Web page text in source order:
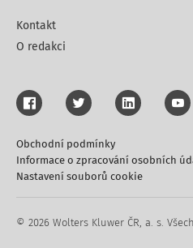
Kontakt
O redakci
© 2026 Wolters Kluwer ČR, a. s.
Obchodní podmínky
Informace o zpracování osobních
Nastavení souborů cookie